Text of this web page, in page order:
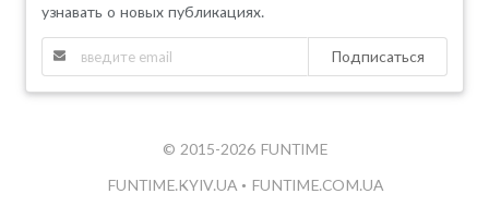
узнавать о новых публикациях.
Подписаться
© 2015-2026 FUNTIME
FUNTIME.KYIV.UA • FUNTIME.COM.UA